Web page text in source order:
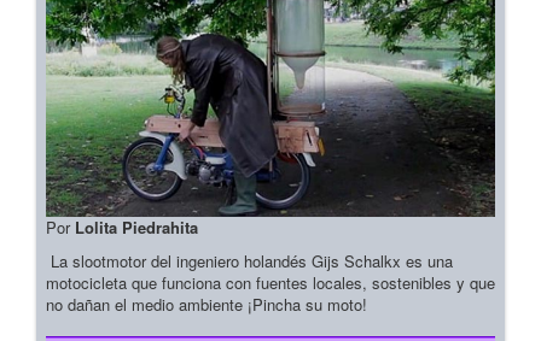
Por Lolita Piedrahita
La slootmotor del ingeniero holandés Gijs Schalkx es una
motocicleta que funciona con fuentes locales, sostenibles y que
no dañan el medio ambiente ¡Pincha su moto!